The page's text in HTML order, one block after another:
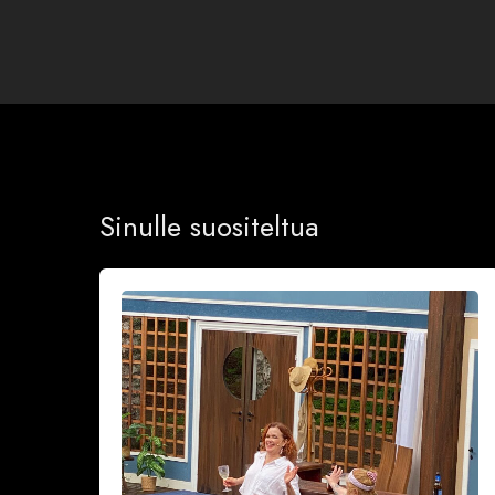
Sinulle suositeltua
pyjama
naurattaa
kyyneliin
Krapin
kesäteatterissa
(VAROITUS,